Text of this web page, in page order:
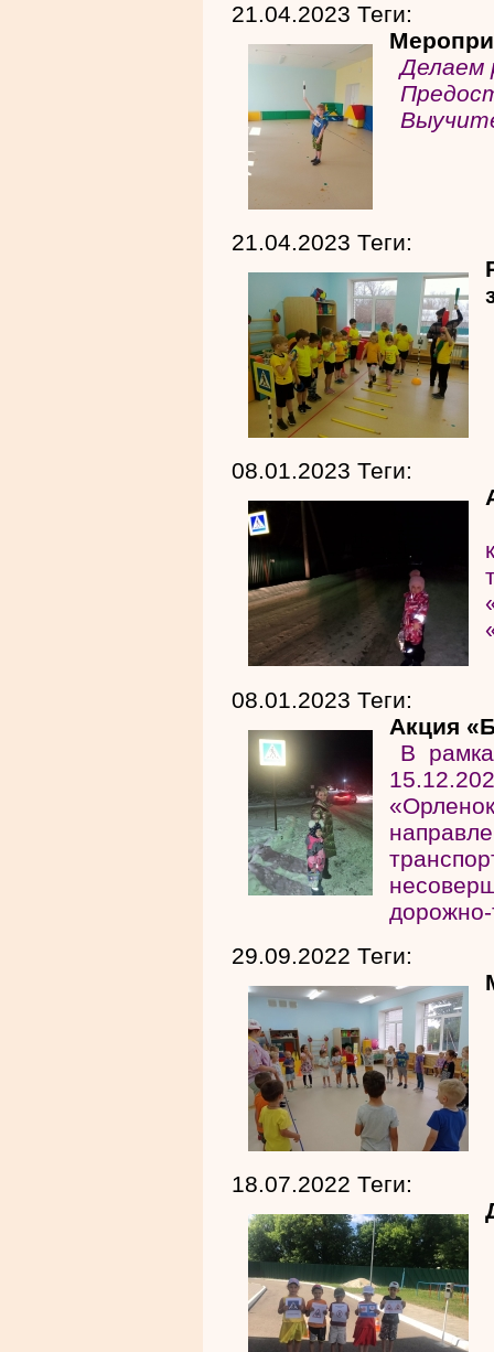
21.04.2023 Теги:
Делаем
21.04.2023 Теги:
08.01.2023 Теги:
08.01.2023 Теги:
Акция
В
дорожно-
29.09.2022 Теги:
18.07.2022 Теги: